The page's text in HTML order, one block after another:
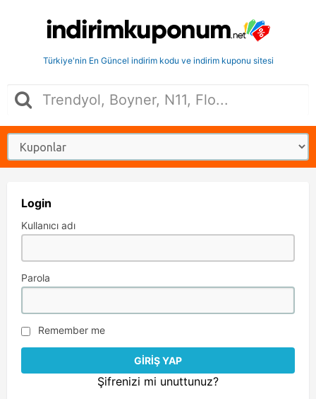
Türkiye'nin En Güncel indirim kodu ve indirim kuponu sitesi
Login
Kullanıcı adı
Parola
Remember me
Şifrenizi mi unuttunuz?